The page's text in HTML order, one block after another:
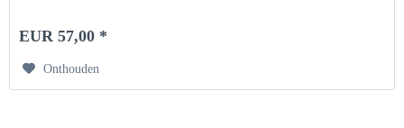
EUR 57,00 *
Onthouden